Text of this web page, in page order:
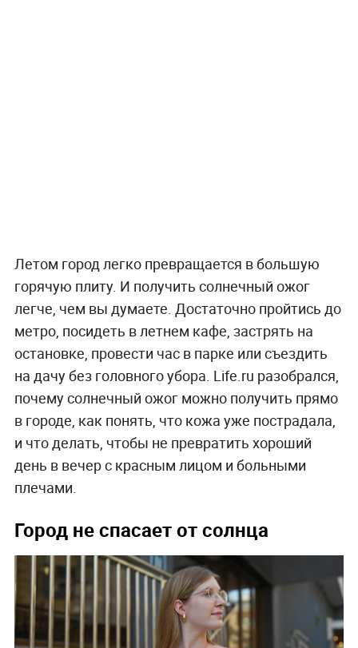
Летом город легко превращается в большую
горячую плиту. И получить солнечный ожог
легче, чем вы думаете. Достаточно пройтись до
метро, посидеть в летнем кафе, застрять на
остановке, провести час в парке или съездить
на дачу без головного убора. Life.ru разобрался,
почему солнечный ожог можно получить прямо
в городе, как понять, что кожа уже пострадала,
и что делать, чтобы не превратить хороший
день в вечер с красным лицом и больными
плечами.
Город не спасает от солнца